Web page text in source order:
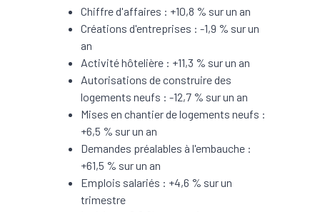
Chiffre d'affaires : +10,8 % sur un an
Créations d'entreprises : -1,9 % sur un
an
Activité hôtelière : +11,3 % sur un an
Autorisations de construire des
logements neufs : -12,7 % sur un an
Mises en chantier de logements neufs :
+6,5 % sur un an
Demandes préalables à l'embauche :
+61,5 % sur un an
Emplois salariés : +4,6 % sur un
trimestre